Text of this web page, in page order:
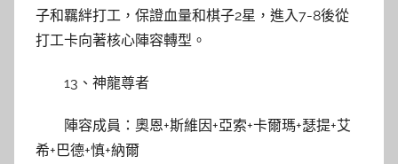
子和羈絆打工，保證血量和棋子2星，進入7-8後從
打工卡向著核心陣容轉型。
13、神龍尊者
陣容成員：奧恩+斯維因+亞索+卡爾瑪+瑟提+艾
希+巴德+慎+納爾